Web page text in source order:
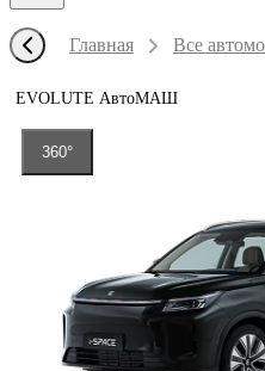
Главная Все
EVOLUTE АвтоМАШ
360°